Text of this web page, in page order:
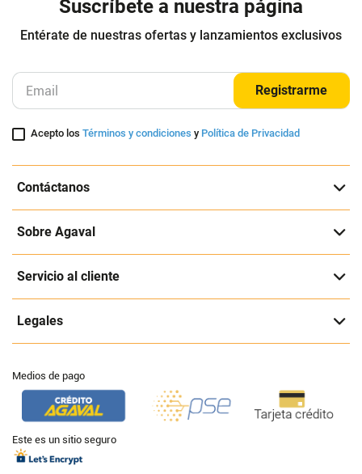
Suscríbete a nuestra página
Entérate de nuestras ofertas y lanzamientos exclusivos
Registrarme
Acepto losTérminos y condiciones y Política de Privacidad
Contáctanos
Sobre Agaval
Servicio al cliente
Legales
Medios de pago
Este es un sitio seguro